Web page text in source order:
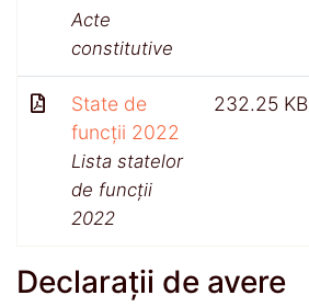
Acte
constitutive
State de
funcții 2022
Lista statelor
de funcții
2022
232.25 KB
Declarații de avere